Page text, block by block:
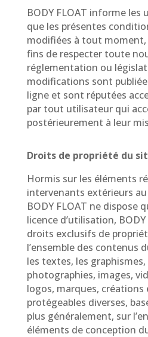
BODY FLOAT informe
que les présentes
modifiées à tout
fins de respecter toute
réglementation ou
modifications sont
ligne et sont réputées
par tout utilisateur qui
postérieurement à leur
Droits de propriété du
Hormis sur les éléments
intervenants extérieurs
BODY FLOAT ne dispose
licence d’utilisation,
droits exclusifs de
l’ensemble des contenus
les textes, les
photographies, images,
logos, marques, créations
protégeables diverses,
plus généralement, sur
éléments de conception